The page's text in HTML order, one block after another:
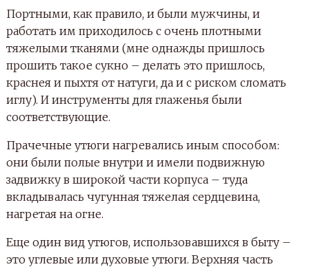
Портными, как правило, и были мужчины, и
работать им приходилось с очень плотными
тяжелыми тканями (мне однажды пришлось
прошить такое сукно – делать это пришлось,
краснея и пыхтя от натуги, да и с риском сломать
иглу). И инструменты для глаженья были
соответствующие.
Прачечные утюги нагревались иным способом:
они были полые внутри и имели подвижную
задвижку в широкой части корпуса – туда
вкладывалась чугунная тяжелая сердцевина,
нагретая на огне.
Еще один вид утюгов, использовавшихся в быту –
это углевые или духовые утюги. Верхняя часть